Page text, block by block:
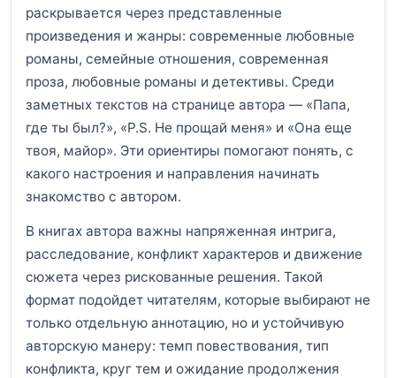
раскрывается через представленные
произведения и жанры: современные любовные
романы, семейные отношения, современная
проза, любовные романы и детективы. Среди
заметных текстов на странице автора — «Папа,
где ты был?», «P.S. Не прощай меня» и «Она еще
твоя, майор». Эти ориентиры помогают понять, с
какого настроения и направления начинать
знакомство с автором.
В книгах автора важны напряженная интрига,
расследование, конфликт характеров и движение
сюжета через рискованные решения. Такой
формат подойдет читателям, которые выбирают не
только отдельную аннотацию, но и устойчивую
авторскую манеру: темп повествования, тип
конфликта, круг тем и ожидание продолжения